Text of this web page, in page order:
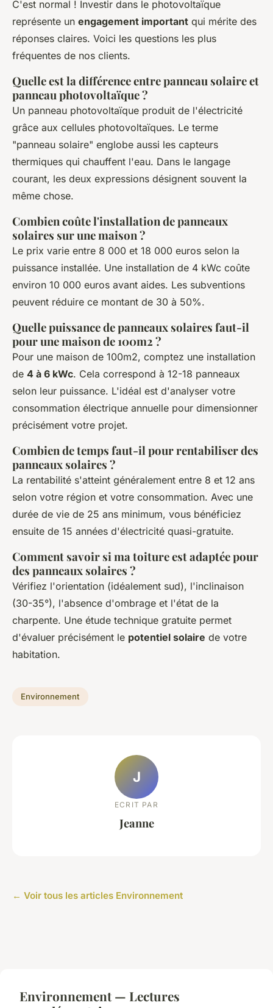
C'est normal ! Investir dans le photovoltaïque
représente un engagement important qui mérite des
réponses claires. Voici les questions les plus
fréquentes de nos clients.
Quelle est la différence entre panneau solaire et
panneau photovoltaïque ?
Un panneau photovoltaïque produit de l'électricité
grâce aux cellules photovoltaïques. Le terme
"panneau solaire" englobe aussi les capteurs
thermiques qui chauffent l'eau. Dans le langage
courant, les deux expressions désignent souvent la
même chose.
Combien coûte l'installation de panneaux
solaires sur une maison ?
Le prix varie entre 8 000 et 18 000 euros selon la
puissance installée. Une installation de 4 kWc coûte
environ 10 000 euros avant aides. Les subventions
peuvent réduire ce montant de 30 à 50%.
Quelle puissance de panneaux solaires faut-il
pour une maison de 100m2 ?
Pour une maison de 100m2, comptez une installation
de 4 à 6 kWc. Cela correspond à 12-18 panneaux
selon leur puissance. L'idéal est d'analyser votre
consommation électrique annuelle pour dimensionner
précisément votre projet.
Combien de temps faut-il pour rentabiliser des
panneaux solaires ?
La rentabilité s'atteint généralement entre 8 et 12 ans
selon votre région et votre consommation. Avec une
durée de vie de 25 ans minimum, vous bénéficiez
ensuite de 15 années d'électricité quasi-gratuite.
Comment savoir si ma toiture est adaptée pour
des panneaux solaires ?
Vérifiez l'orientation (idéalement sud), l'inclinaison
(30-35°), l'absence d'ombrage et l'état de la
charpente. Une étude technique gratuite permet
d'évaluer précisément le potentiel solaire de votre
habitation.
Environnement
J
ECRIT PAR
Jeanne
← Voir tous les articles Environnement
Environnement — Lectures